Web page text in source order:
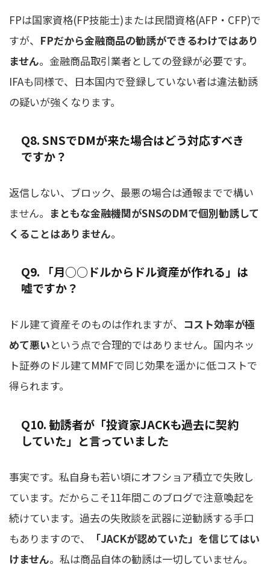
FPは国家資格(FP技能士)または民間資格(AFP・CFP)で
すが、 FPだから金融商品の勧誘ができるわけではあり
ません。金融商品取引業者としての登録が必要です。
IFAも同様で、日本国内で登録していない者は違法勧誘
の疑いが強くなります。
Q8. SNSでDMが来た場合はどう対応すべき
ですか？
返信しない、ブロック、最悪の場合は通報までで構い
ません。 まともな金融機関がSNSのDMで個別勧誘して
くることはありません。
Q9. 「月○○ドルからドル資産が作れる」は
嘘ですか？
ドル建て資産そのものは作れますが、 コスト効率が極
めて悪いという点で合理的ではありません。国内ネッ
ト証券のドル建てMMFで同じ効果を遥かに低コストで
得られます。
Q10. 勧誘者が「投資家JACKも過去に契約
していた」と言っていました
事実です。私自身も若い頃にオフショア積立で失敗し
ています。だからこそ11年間このブログで注意喚起を
続けています。過去の失敗談を武器に逆勧誘する手口
もありますので、
「JACKが認めていた」を信じてはい
けません。私は商品自体の勧誘は一切していません。